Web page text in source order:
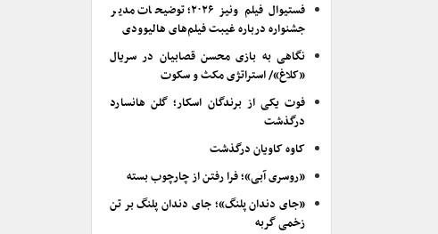
فستیوال فیلم ونیز ۲۰۲۶؛ توضیحات مدیر
جشنواره درباره غیبت فیلم‌های هالیوودی
نگاهی به بازی محسن قصابیان در سریال
«کلاغ»/ استراتژی مکث و سکوت
فوت یکی از برندگان اسکار؛ گلن هانسارد
درگذشت
کاوه کاویان درگذشت
«روسری آبی»؛ فرا رفتن از چارچوب بسته
«جای دندان پلنگ»؛ جای دندان پلنگ بر تن
زخمی گربه